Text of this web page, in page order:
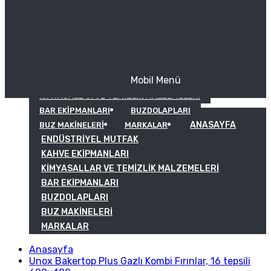
KIMYASALLAR VE TEMIZLIK MALZEMELERI
BAR EKIPMANLARI
BUZDOLAPLARI
BUZ MAKINELERI
MARKALAR
Mobil Menü
ANASAYFA
ENDÜSTRIYEL MUTFAK
KAHVE EKIPMANLARI
KIMYASALLAR VE TEMIZLIK MALZEMELERI
BAR EKIPMANLARI
BUZDOLAPLARI
BUZ MAKINELERI
MARKALAR
Anasayfa
Unox Bakertop Plus Gazlı Kombi Fırınlar, 16 tepsili